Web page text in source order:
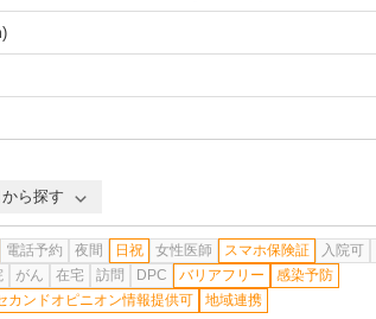
)
ら探す
電話予約 夜間 日祝 女性医師 スマホ保険証 入院可
がん 在宅 訪問 DPC バリアフリー
感染予防
カンドオピニオン情報提供可 地域連携